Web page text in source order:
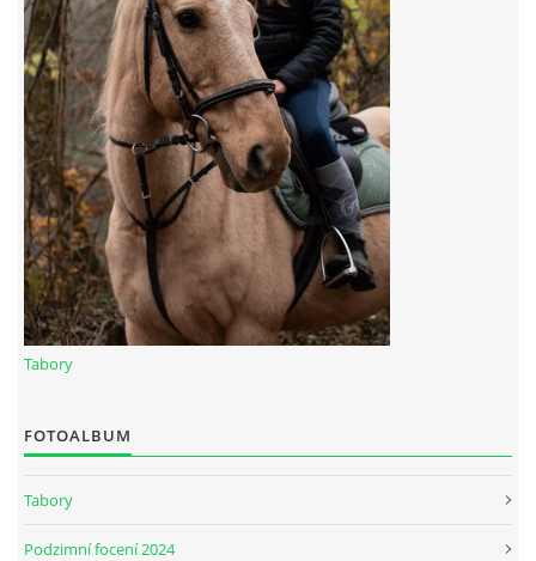
DNE 17.11.2023 KROUŽEK JEZDECTVÍ NENÍ
DĚKUJEME MĚSTU RYCHVALD ZA DOTACI V ROCE 2023
NABÍZÍME BRIGÁDU U NÁS VE STÁJI. PRO BLIŽŠÍ INFO
VOLEJTE 604265192
DĚKUJEME ZA PODPORU ČESKÉ UNIÍ SPORTU
JARNÍ BRIGÁDA 20.4 2024
PODZIMNÍ BRIGÁDA 9.11.2024
Tabory
FOTOALBUM
Tabory
Podzimní focení 2024